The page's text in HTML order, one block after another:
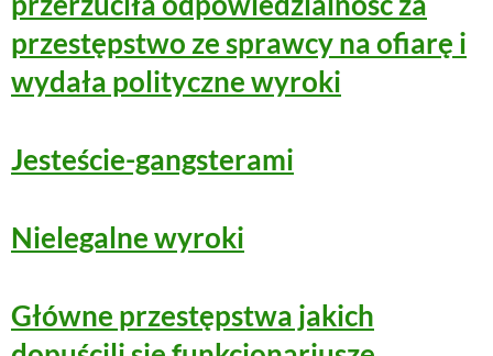
przestępstwo ze sprawcy na ofiarę i
wydała polityczne wyroki
Jesteście-gangsterami
Nielegalne wyroki
Główne przestępstwa jakich